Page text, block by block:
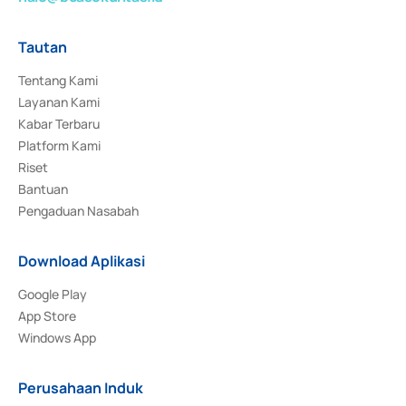
Tautan
Tentang Kami
Layanan Kami
Kabar Terbaru
Platform Kami
Riset
Bantuan
Pengaduan Nasabah
Download Aplikasi
Google Play
App Store
Windows App
Perusahaan Induk